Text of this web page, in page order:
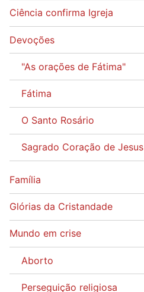
Ciência confirma Igreja
Devoções
"As orações de Fátima"
Fátima
O Santo Rosário
Sagrado Coração de Jesus
Família
Glórias da Cristandade
Mundo em crise
Aborto
Perseguição religiosa